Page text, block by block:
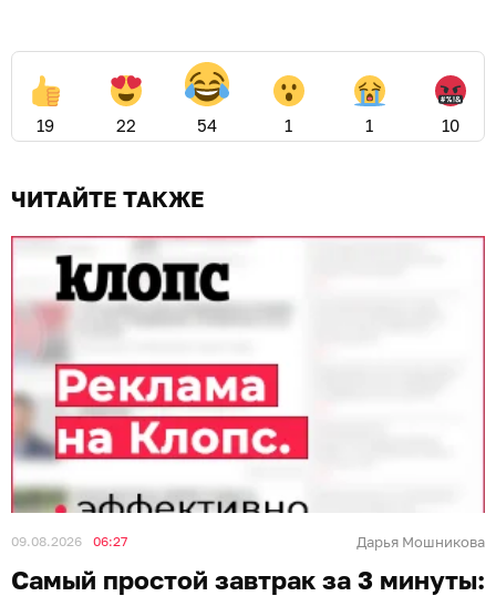
19 22 54 1 1 10
ЧИТАЙТЕ ТАКЖЕ
09.08.2026 06:27 Дарья Мошникова
Самый простой завтрак за 3 минуты: